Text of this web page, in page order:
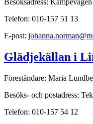
Besöksadress:
Telefon: 010-157 51 13
E-post:
Glädjekällan i
Föreståndare: Maria
Besöks- och postadress:
Telefon: 010-157 54 12